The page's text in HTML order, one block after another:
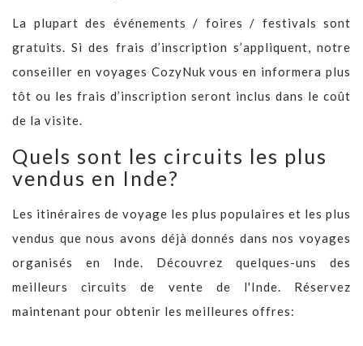
La plupart des événements / foires / festivals sont
gratuits. Si des frais d’inscription s’appliquent, notre
conseiller en voyages CozyNuk vous en informera plus
tôt ou les frais d’inscription seront inclus dans le coût
de la visite.
Quels sont les circuits les plus
vendus en Inde?
Les itinéraires de voyage les plus populaires et les plus
vendus que nous avons déjà donnés dans nos voyages
organisés en Inde. Découvrez quelques-uns des
meilleurs circuits de vente de l'Inde. Réservez
maintenant pour obtenir les meilleures offres: